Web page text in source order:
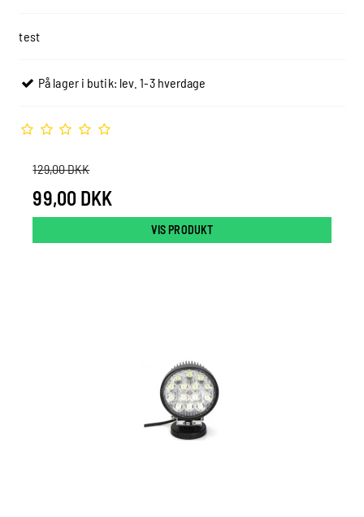
test
På lager i butik: lev. 1-3 hverdage
129,00 DKK
99,00 DKK
VIS PRODUKT